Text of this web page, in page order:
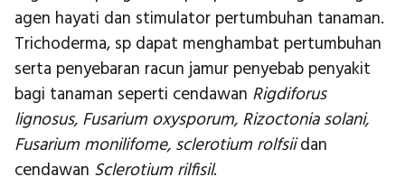
agen hayati dan stimulator pertumbuhan tanaman.
Trichoderma, sp dapat menghambat pertumbuhan
serta penyebaran racun jamur penyebab penyakit
bagi tanaman seperti cendawan Rigdiforus
lignosus, Fusarium oxysporum, Rizoctonia solani,
Fusarium monilifome, sclerotium rolfsiidan
cendawan Sclerotium rilfisil.